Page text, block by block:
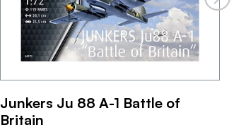
Junkers Ju 88 A-1 Battle of
Britain